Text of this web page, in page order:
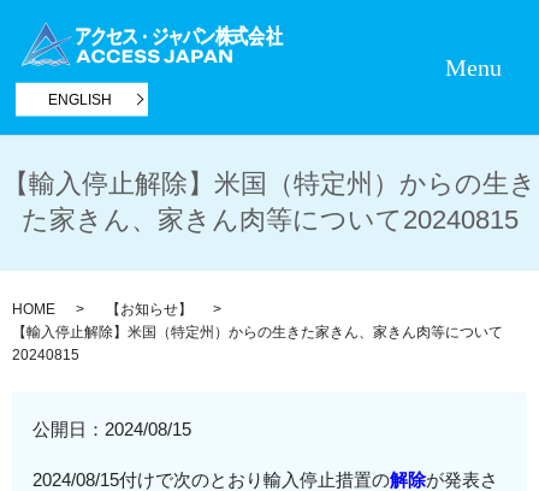
ENGLISH
Menu
【輸入停止解除】米国（特定州）からの生き
た家きん、家きん肉等について20240815
HOME
【お知らせ】
【輸入停止解除】米国（特定州）からの生きた家きん、家きん肉等について
20240815
公開日： 2024/08/15
2024/08/15付けで次のとおり輸入停止措置の解除が発表さ